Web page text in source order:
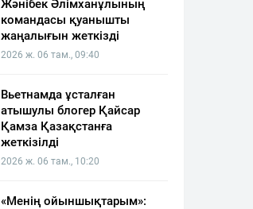
Жәнібек Әлімханұлының
командасы қуанышты
жаңалығын жеткізді
2026 ж. 06 там., 09:40
Вьетнамда ұсталған
атышулы блогер Қайсар
Қамза Қазақстанға
жеткізілді
2026 ж. 06 там., 10:20
«Менің ойыншықтарым»: